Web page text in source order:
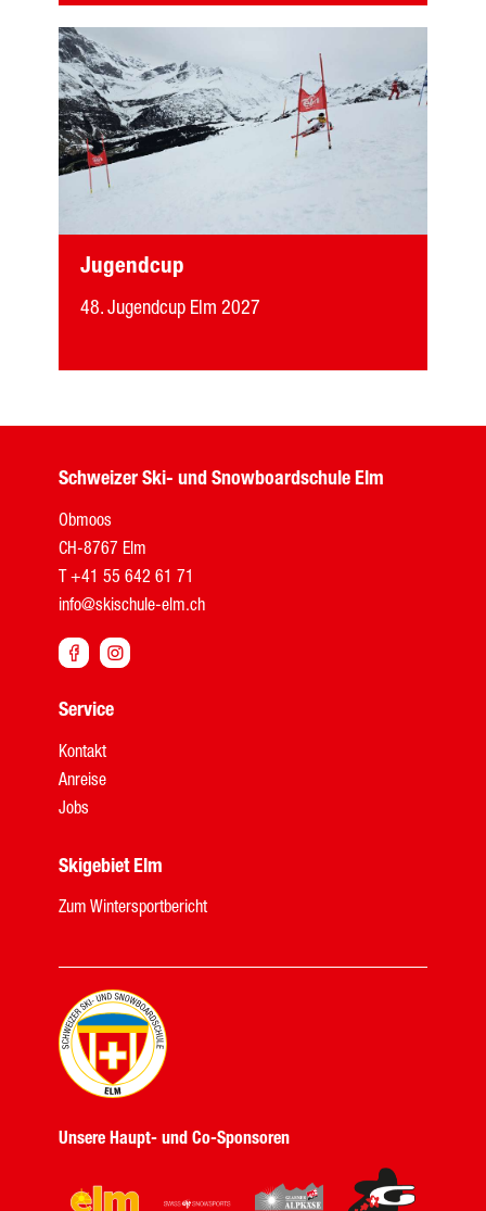
Jugendcup
48. Jugendcup Elm 2027
Schweizer Ski- und Snowboardschule Elm
Obmoos
CH-8767 Elm
T +41 55 642 61 71
info@skischule-elm.ch
 
Service
Kontakt
Anreise
Jobs
Skigebiet Elm
Zum Wintersportbericht
Unsere Haupt- und Co-Sponsoren